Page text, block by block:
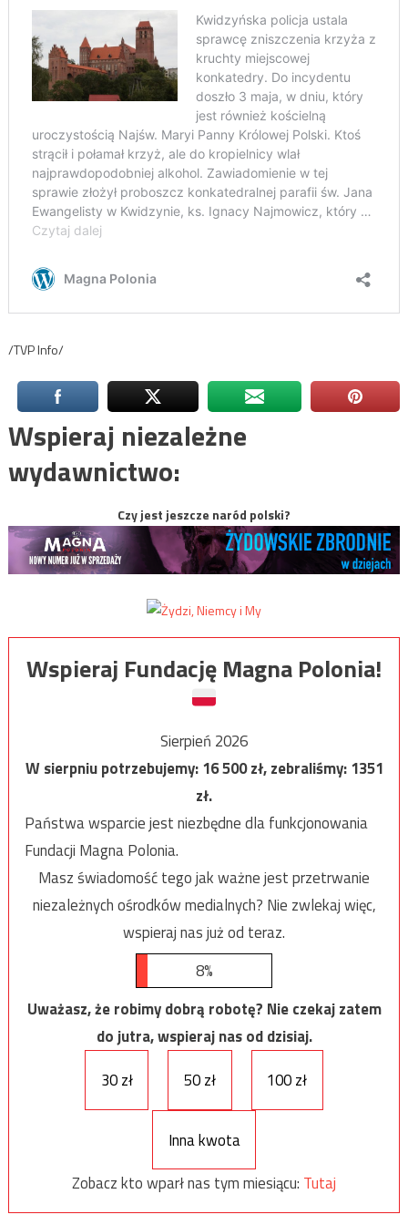
/TVP Info/
Wspieraj niezależne
wydawnictwo:
Czy jest jeszcze naród polski?
Wspieraj Fundację Magna Polonia!
Sierpień 2026
W sierpniu potrzebujemy:16 500zł, zebraliśmy:1351
zł.
Państwa wsparcie jest niezbędne dla funkcjonowania
Fundacji Magna Polonia.
Masz świadomość tego jak ważne jest przetrwanie
niezależnych ośrodków medialnych? Nie zwlekaj więc,
wspieraj nas już od teraz.
8%
Uważasz, że robimy dobrą robotę? Nie czekaj zatem
do jutra, wspieraj nas od dzisiaj.
30 zł
50 zł 100 zł
Inna kwota
Zobacz kto wparł nas tym miesiącu: Tutaj